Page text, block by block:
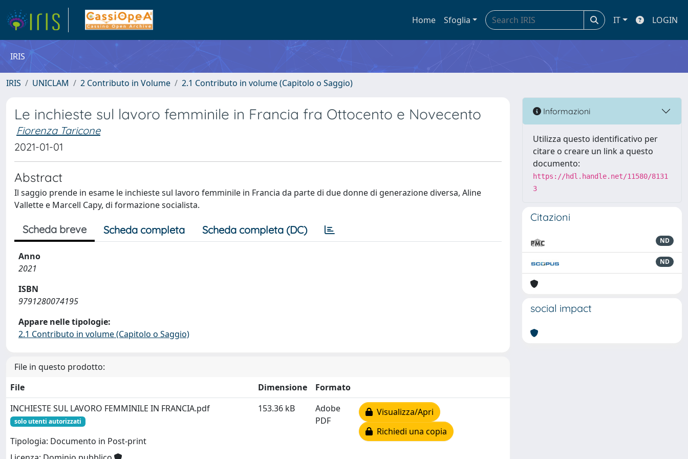
Home Sfoglia IT LOGIN
IRIS
IRIS UNICLAM 2 Contributo in Volume 2.1 Contributo in volume (Capitolo o Saggio)
Le inchieste sul lavoro femminile in Francia fra Ottocento e Novecento
Fiorenza Taricone
2021-01-01
Abstract
Il saggio prende in esame le inchieste sul lavoro femminile in Francia da parte di due donne di generazione diversa, Aline
Vallette e Marcell Capy, di formazione socialista.
Scheda breve Scheda completa Scheda completa (DC)
Anno
2021
ISBN
9791280074195
Appare nelle tipologie:
2.1 Contributo in volume (Capitolo o Saggio)
File in questo prodotto:
File
Dimensione
Formato
INCHIESTE SUL LAVORO FEMMINILE IN FRANCIA.pdf
solo utenti autorizzati
Tipologia: Documento in Post-print
153.36 kB
Adobe
PDF
Visualizza/Apri
Richiedi una copia
Informazioni
Utilizza questo identificativo per
citare o creare un link a questo
documento:
https://hdl.handle.net/11580/8131
3
Citazioni
ND
ND
social impact